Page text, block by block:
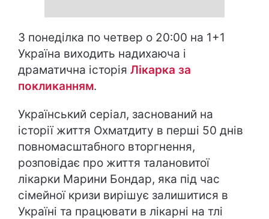
З понеділка по четвер о 20:00 на 1+1
Україна виходить надихаюча і
драматична історія Лікарка за
покликанням.
Український серіал, заснований на
історії життя Охматдиту в перші 50 днів
повномасштабного вторгнення,
розповідає про життя талановитої
лікарки Марини Бондар, яка під час
сімейної кризи вирішує залишитися в
Україні та працювати в лікарні на тлі